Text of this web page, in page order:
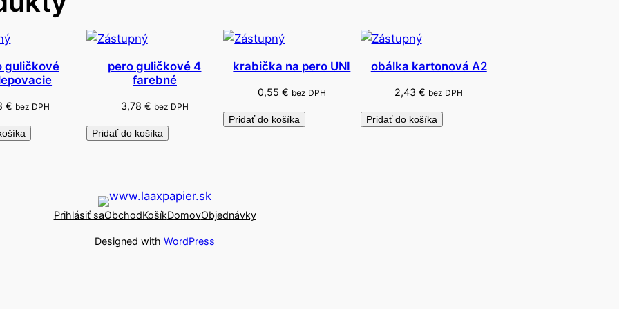
b
e
k
guličkové
€ bez DPH
pero guličkové 4
farebné
3,78 € bez DPH
Pridať do košíka
krabička na pero UNI
0,55 € bez DPH
Pridať do košíka
obálka kartonová A2
2,43€ bez DPH
Pridať do košíka
Prihlásiť saObchodKošíkDomovObjednávky
Designed with WordPress